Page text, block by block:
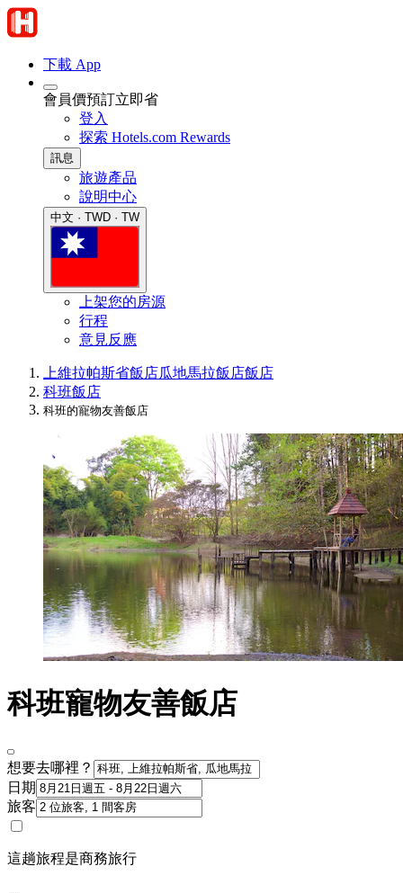
下載 App
會員價預訂立即省
登入
探索 Hotels.com Rewards
訊息
旅遊產品
說明中心
中文 · TWD · TW
上架您的房源
行程
意見反應
上維拉帕斯省飯店瓜地馬拉飯店飯店
科班飯店
科班的寵物友善飯店
科班寵物友善飯店
想要去哪裡？
日期
旅客
這趟旅程是商務旅行